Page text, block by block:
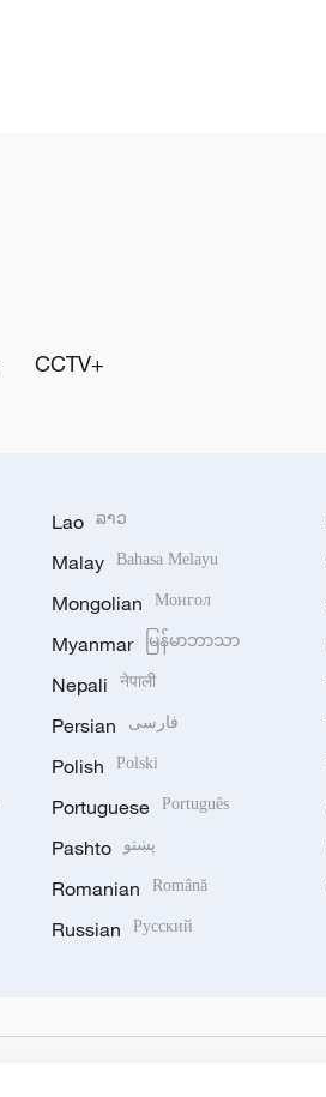
CCTV+
Lao ລາວ
Malay Bahasa Melayu
Mongolian Монгол
Myanmar မြန်မာဘာသာ
Nepali नेपाली
Persian فارسی
Polish Polski
Portuguese Português
Pashto پښتو
Romanian Română
Russian Русский